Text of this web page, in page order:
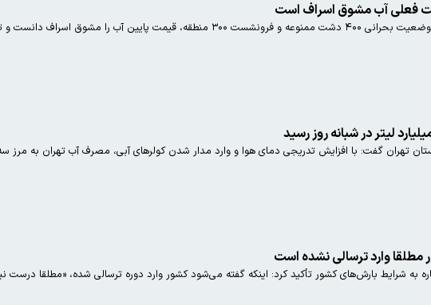
فعلی آب مشوق اسراف است
اسراف دانست و تأکید کرد: جیره‌بندی راه‌حل نیست
تهران گفت: با افزایش تدریجی دمای هوا و وارد مدار شدن کولرهای آبی، مصرف آب تهران به مرز سه
وارد ترسالی نشده است
به شرایط بارش‌های کشور تأکید کرد: اینکه گفته می‌شود کشور وارد دوره ترسالی شده، «مطلقا